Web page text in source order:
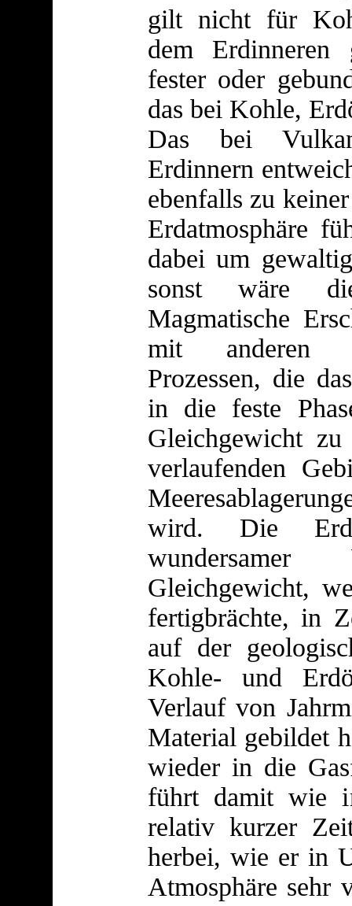
gilt nicht für
dem
fester oder
das bei Kohle,
Das bei
Erdinnern
ebenfalls zu
Erdatmosphäre
dabei um
sonst wäre
Magmatische
mit anderen
Prozessen, die
in die feste
Gleichgewicht
verlaufenden
wird. Die
Gleichgewicht,
fertigbrächte, in
auf der
Kohle- und
Verlauf von
Material gebildet
wieder in die
führt damit wie
relativ kurzer
herbei, wie er in
Atmosphäre sehr